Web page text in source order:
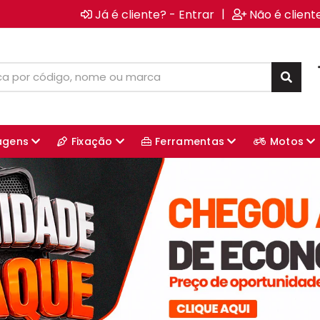
Já é cliente? - Entrar | Não é
Fixação Ferramentas Motos